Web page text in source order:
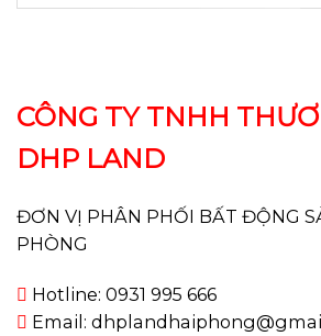
CÔNG TY TNHH
DHP LAND
ĐƠN VỊ PHÂN PHỐI BẤT ĐỘNG
PHÒNG
Hotline: 0931 995 666
Email: